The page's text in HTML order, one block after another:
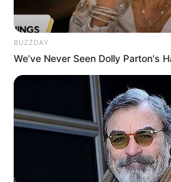
BUZZDAY
We’ve Never Seen Dolly Parton's